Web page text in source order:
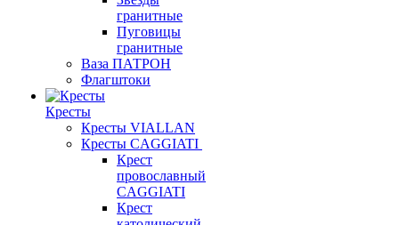
гранитные
Пуговицы
гранитные
Ваза ПАТРОН
Флагштоки
Кресты
Кресты VIALLAN
Кресты CAGGIATI
Крест
провославный
CAGGIATI
Крест